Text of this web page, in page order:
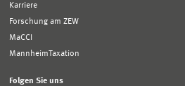
Karriere
Forschung am ZEW
MaCCI
MannheimTaxation
Folgen Sie uns